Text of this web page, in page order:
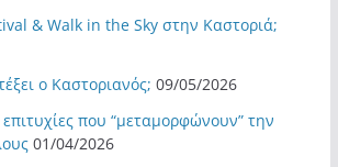
& Walk in the Sky στην Καστοριά;
ο Καστοριανός; 09/05/2026
που “μεταμορφώνουν” την
01/04/2026